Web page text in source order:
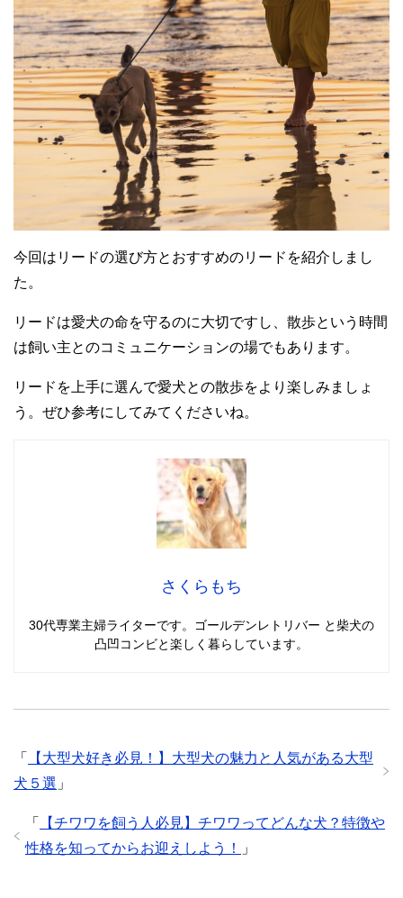
今回はリードの選び方とおすすめのリードを紹介しまし
た。
リードは愛犬の命を守るのに大切ですし、散歩という時間
は飼い主とのコミュニケーションの場でもあります。
リードを上手に選んで愛犬との散歩をより楽しみましょ
う。ぜひ参考にしてみてくださいね。
さくらもち
30代専業主婦ライターです。ゴールデンレトリバー と柴犬の
凸凹コンビと楽しく暮らしています。
「
【大型犬好き必見！】大型犬の魅力と人気がある大型
犬５選 」
「
【チワワを飼う人必見】チワワってどんな犬？特徴や
性格を知ってからお迎えしよう！
」